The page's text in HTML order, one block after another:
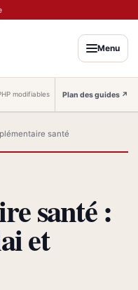
Menu
modifiables Plan des guides ↗
santé
santé :
et